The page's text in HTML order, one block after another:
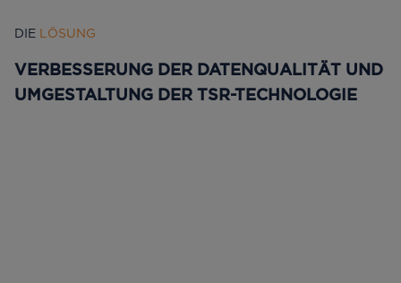
DIE LÖSUNG
VERBESSERUNG DER DATENQUALITÄT UND
UMGESTALTUNG DER TSR-TECHNOLOGIE